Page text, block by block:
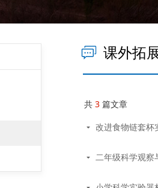
共 3 篇文章
끙 改进食物链套杯
끙 二年级科学观察
课外拓
ꀃ